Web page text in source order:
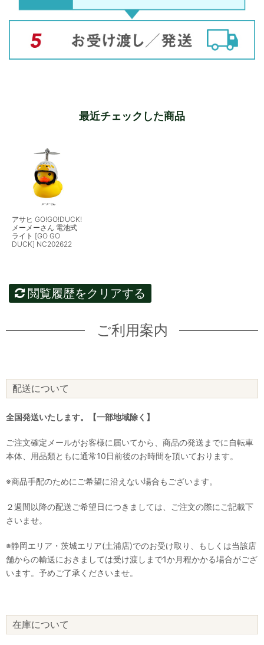
最近チェックした商品
アサヒ GO!GO!DUCK!
メーメーさん 電池式
ライト [GO GO
DUCK] NC202622
閲覧履歴をクリアする
ご利用案内
配送について
全国発送いたします。【一部地域除く】
ご注文確定メールがお客様に届いてから、商品の発送までに自転車
本体、用品類ともに通常10日前後のお時間を頂いております。
※商品手配のためにご希望に沿えない場合もございます。
２週間以降の配送ご希望日につきましては、ご注文の際にご記載下
さいませ。
※静岡エリア・茨城エリア(土浦店)でのお受け取り、もしくは当該店
舗からの輸送におきましては受け渡しまで1か月程かかる場合がござ
います。予めご了承くださいませ。
在庫について